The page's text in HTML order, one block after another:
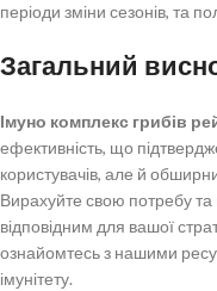
періоди зміни сезонів, та
Загальний
Імуно комплекс грибів
ефективність, що
користувачів, але й
Вирахуйте свою потребу
відповідним для вашої
ознайомтесь з нашими
імунітету.